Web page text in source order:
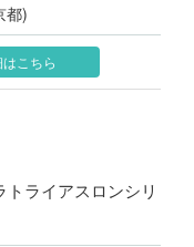
都)
こちら
ライアスロンシリ